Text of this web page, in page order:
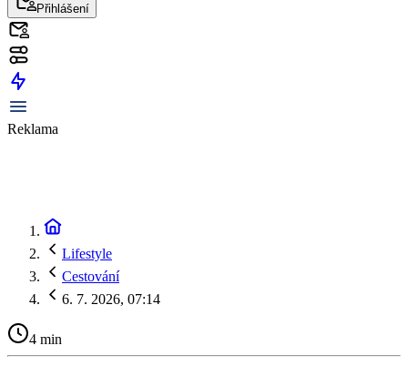
Přihlášení
Reklama
Lifestyle
Cestování
6. 7. 2026, 07:14
4 min